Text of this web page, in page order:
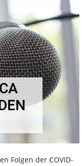
Folgen der COVID-